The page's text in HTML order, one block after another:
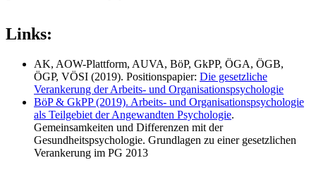
Links:
AK, AOW-Plattform, AUVA, BöP, GkPP, ÖGA, ÖGB,
ÖGP, VÖSI (2019). Positionspapier: Die gesetzliche
Verankerung der Arbeits- und Organisationspsychologie
BöP & GkPP (2019). Arbeits- und Organisationspsychologie
als Teilgebiet der Angewandten Psychologie.
Gemeinsamkeiten und Differenzen mit der
Gesundheitspsychologie. Grundlagen zu einer gesetzlichen
Verankerung im PG 2013